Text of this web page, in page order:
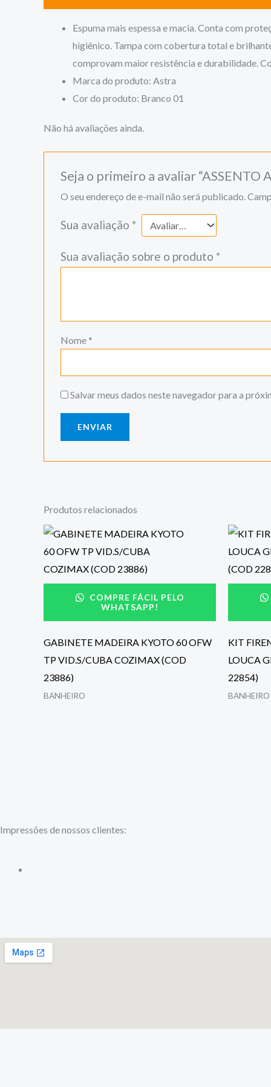
Espuma mais espessa e macia. Conta com
higiênico. Tampa com cobertura total e
comprovam maior resistência e durabilidade.
Marca do produto: Astra
Cor do produto: Branco 01
Não há avaliações ainda.
Seja o primeiro a avaliar
O seu endereço de e-mail não será publicado.
Sua avaliação *
Sua avaliação sobre o produto *
Nome *
Salvar meus dados neste navegador para a
Produtos relacionados
COMPRE FÁCIL PELO
WHATSAPP!
GABINETE MADEIRA KYOTO 60 OFW
TP VID.S/CUBA COZIMAX (COD
23886)
BANHEIRO
KIT
LOUCA
22854)
BANHEIRO
Impressões de nossos clientes: